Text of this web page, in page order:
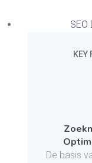
SEO
KEY
De basis